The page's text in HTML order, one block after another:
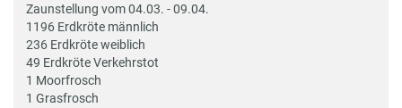
Zaunstellung vom 04.03. - 09.04.
1196 Erdkröte männlich
236 Erdkröte weiblich
49 Erdkröte Verkehrstot
1 Moorfrosch
1 Grasfrosch